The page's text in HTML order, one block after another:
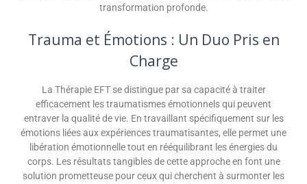
transformation profonde.
Trauma et Émotions : Un Duo Pris en
Charge
La Thérapie EFT se distingue par sa capacité à traiter
efficacement les traumatismes émotionnels qui peuvent
entraver la qualité de vie. En travaillant spécifiquement sur les
émotions liées aux expériences traumatisantes, elle permet une
libération émotionnelle tout en rééquilibrant les énergies du
corps. Les résultats tangibles de cette approche en font une
solution prometteuse pour ceux qui cherchent à surmonter les